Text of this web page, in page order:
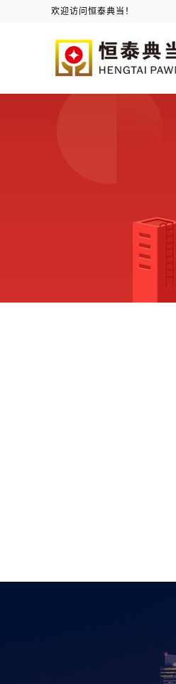
欢迎访问恒泰典当！